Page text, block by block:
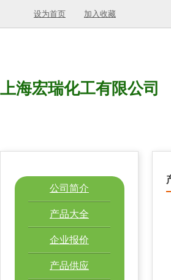
设为首页 加入收藏
上海宏瑞化工有限公司
公司简介
产品大全
企业报价
产品供应